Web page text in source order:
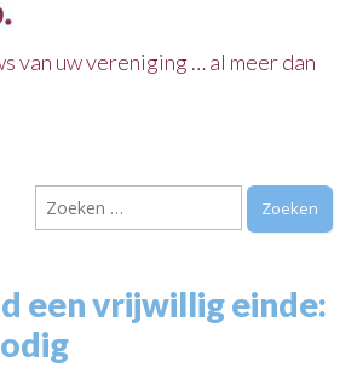
e.o.
van uw vereniging … al meer dan
Zoeken
naar:
een vrijwillig einde: